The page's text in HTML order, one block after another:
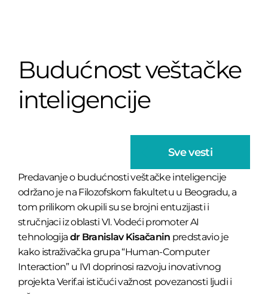
Budućnost veštačke
inteligencije
Sve vesti
Predavanje o budućnosti veštačke inteligencije
održano je na Filozofskom fakultetu u Beogradu, a
tom prilikom okupili su se brojni entuzijasti i
stručnjaci iz oblasti VI. Vodeći promoter AI
tehnologijadr Branislav Kisačanin predstavio je
kako istraživačka grupa “Human-Computer
Interaction” u IVI doprinosi razvoju inovativnog
projekta Verif.ai ističući važnost povezanosti ljudi i